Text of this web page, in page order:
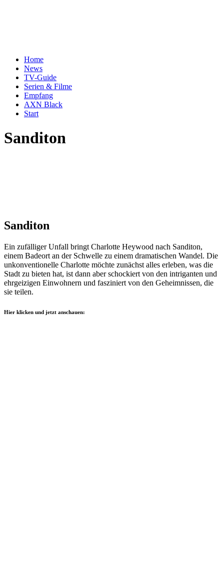
Home
News
TV-Guide
Serien & Filme
Empfang
AXN Black
Start
Sanditon
Sanditon
Ein zufälliger Unfall bringt Charlotte Heywood nach Sanditon,
einem Badeort an der Schwelle zu einem dramatischen Wandel. Die
unkonventionelle Charlotte möchte zunächst alles erleben, was die
Stadt zu bieten hat, ist dann aber schockiert von den intriganten und
ehrgeizigen Einwohnern und fasziniert von den Geheimnissen, die
sie teilen.
Hier klicken und jetzt anschauen: